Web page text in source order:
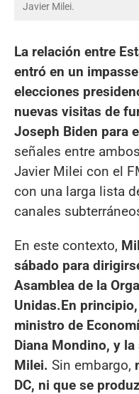
Javier Milei.
La relación entre
entró en un
elecciones
nuevas visitas de
Joseph Biden para
señales entre
Javier Milei con el
con una larga lista
canales
En este contexto,
sábado para
Asamblea de la
Unidas.En
ministro de
Diana Mondino, y
Milei. Sin embargo,
DC, ni que se